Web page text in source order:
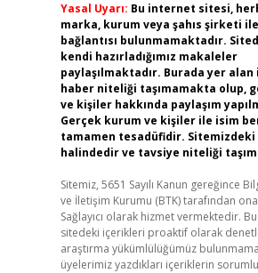
Yasal Uyarı: Bu internet sitesi,
marka, kurum veya şahıs şirketi
bağlantısı bulunmamaktadır.
kendi hazırladığımız makaleler
paylaşılmaktadır. Burada yer
haber niteliği taşımamakta olup,
ve kişiler hakkında paylaşım
Gerçek kurum ve kişiler ile isim
tamamen tesadüfidir.
halindedir ve tavsiye niteliği
Sitemiz, 5651 Sayılı Kanun gereğince
ve İletişim Kurumu (BTK) tarafından
Sağlayıcı olarak hizmet vermektedir.
sitedeki içerikleri proaktif olarak
araştırma yükümlülüğümüz
üyelerimiz yazdıkları içeriklerin